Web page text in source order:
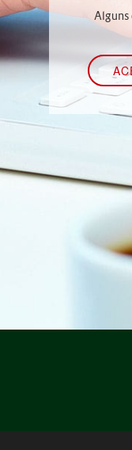
Alguns